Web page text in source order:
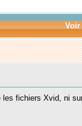
Voir
fichiers Xvid, ni